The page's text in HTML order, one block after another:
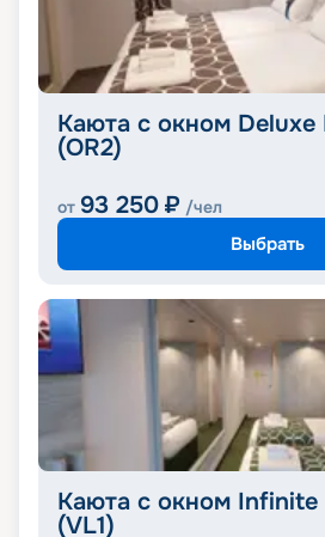
Каюта с окном Deluxe
(OR2)
от 93 250 ₽ /чел
Выбрать
Каюта с окном Infinite
(VL1)